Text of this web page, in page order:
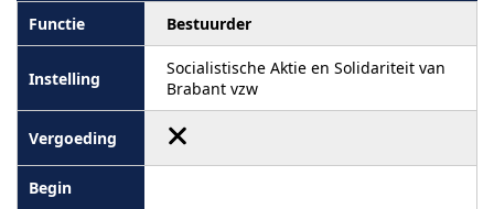
Bestuurder
Socialistische Aktie en Solidariteit van
Brabant vzw